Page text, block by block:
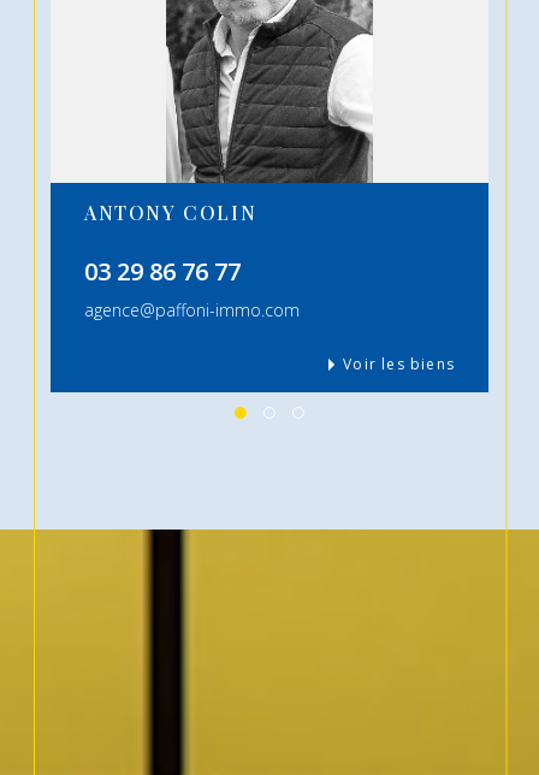
ANTONY COLIN
03 29 86 76 77
agence@paffoni-immo.com
Voir les biens